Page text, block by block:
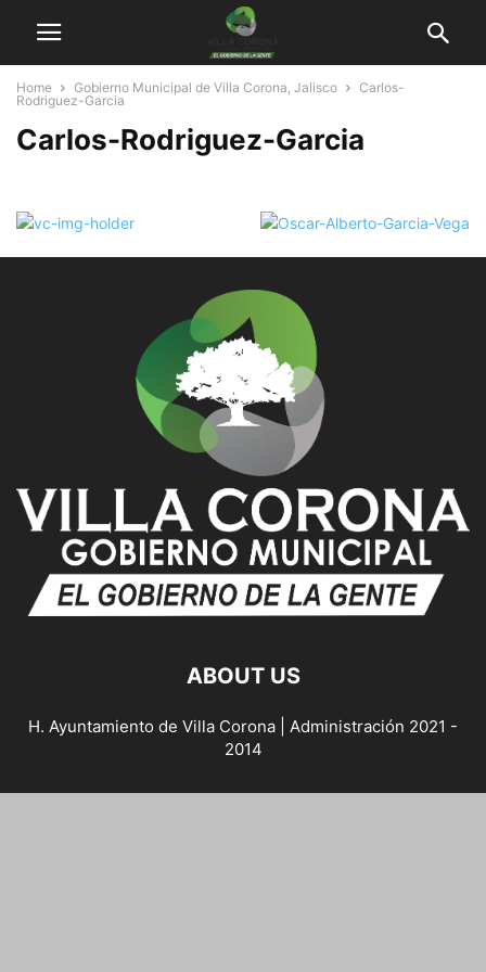
Home Gobierno Municipal de Villa Corona, Jalisco
Carlos-
Rodriguez-Garcia
Carlos-Rodriguez-Garcia
ABOUT US
H. Ayuntamiento de Villa Corona | Administración 2021 -
2014